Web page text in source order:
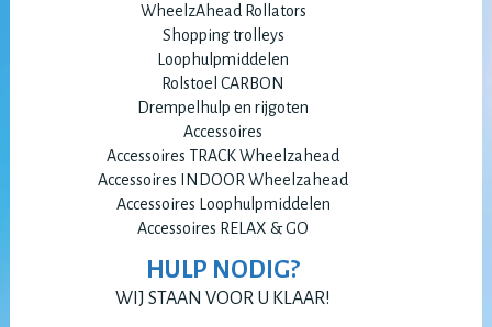
WheelzAhead Rollators
Shopping trolleys
Loophulpmiddelen
Rolstoel CARBON
Drempelhulp en rijgoten
Accessoires
Accessoires TRACK Wheelzahead
Accessoires INDOOR Wheelzahead
Accessoires Loophulpmiddelen
Accessoires RELAX & GO
HULP NODIG?
WIJ STAAN VOOR U KLAAR!